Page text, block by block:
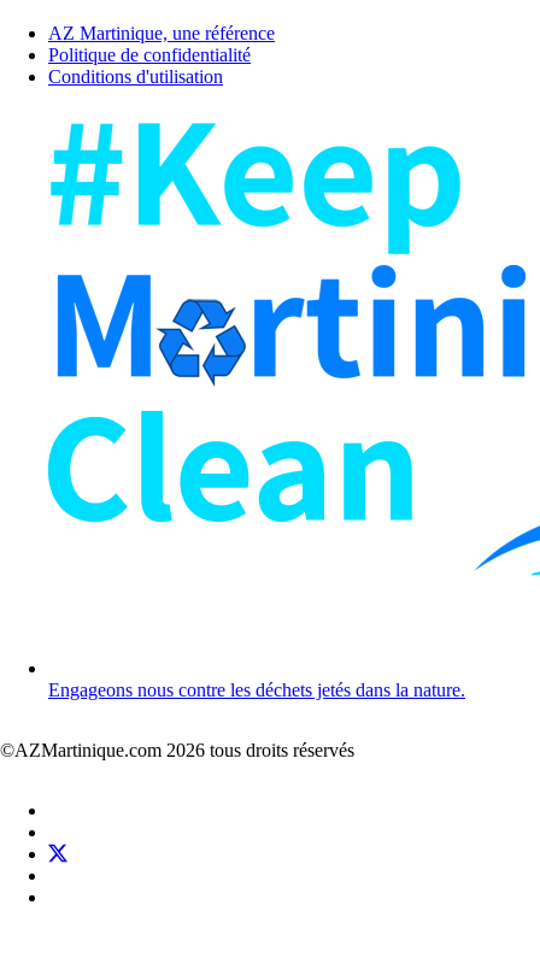
AZ Martinique, une référence
Politique de confidentialité
Conditions d'utilisation
Engageons nous contre les déchets jetés dans la nature.
©AZMartinique.com 2026 tous droits réservés
Social
networks